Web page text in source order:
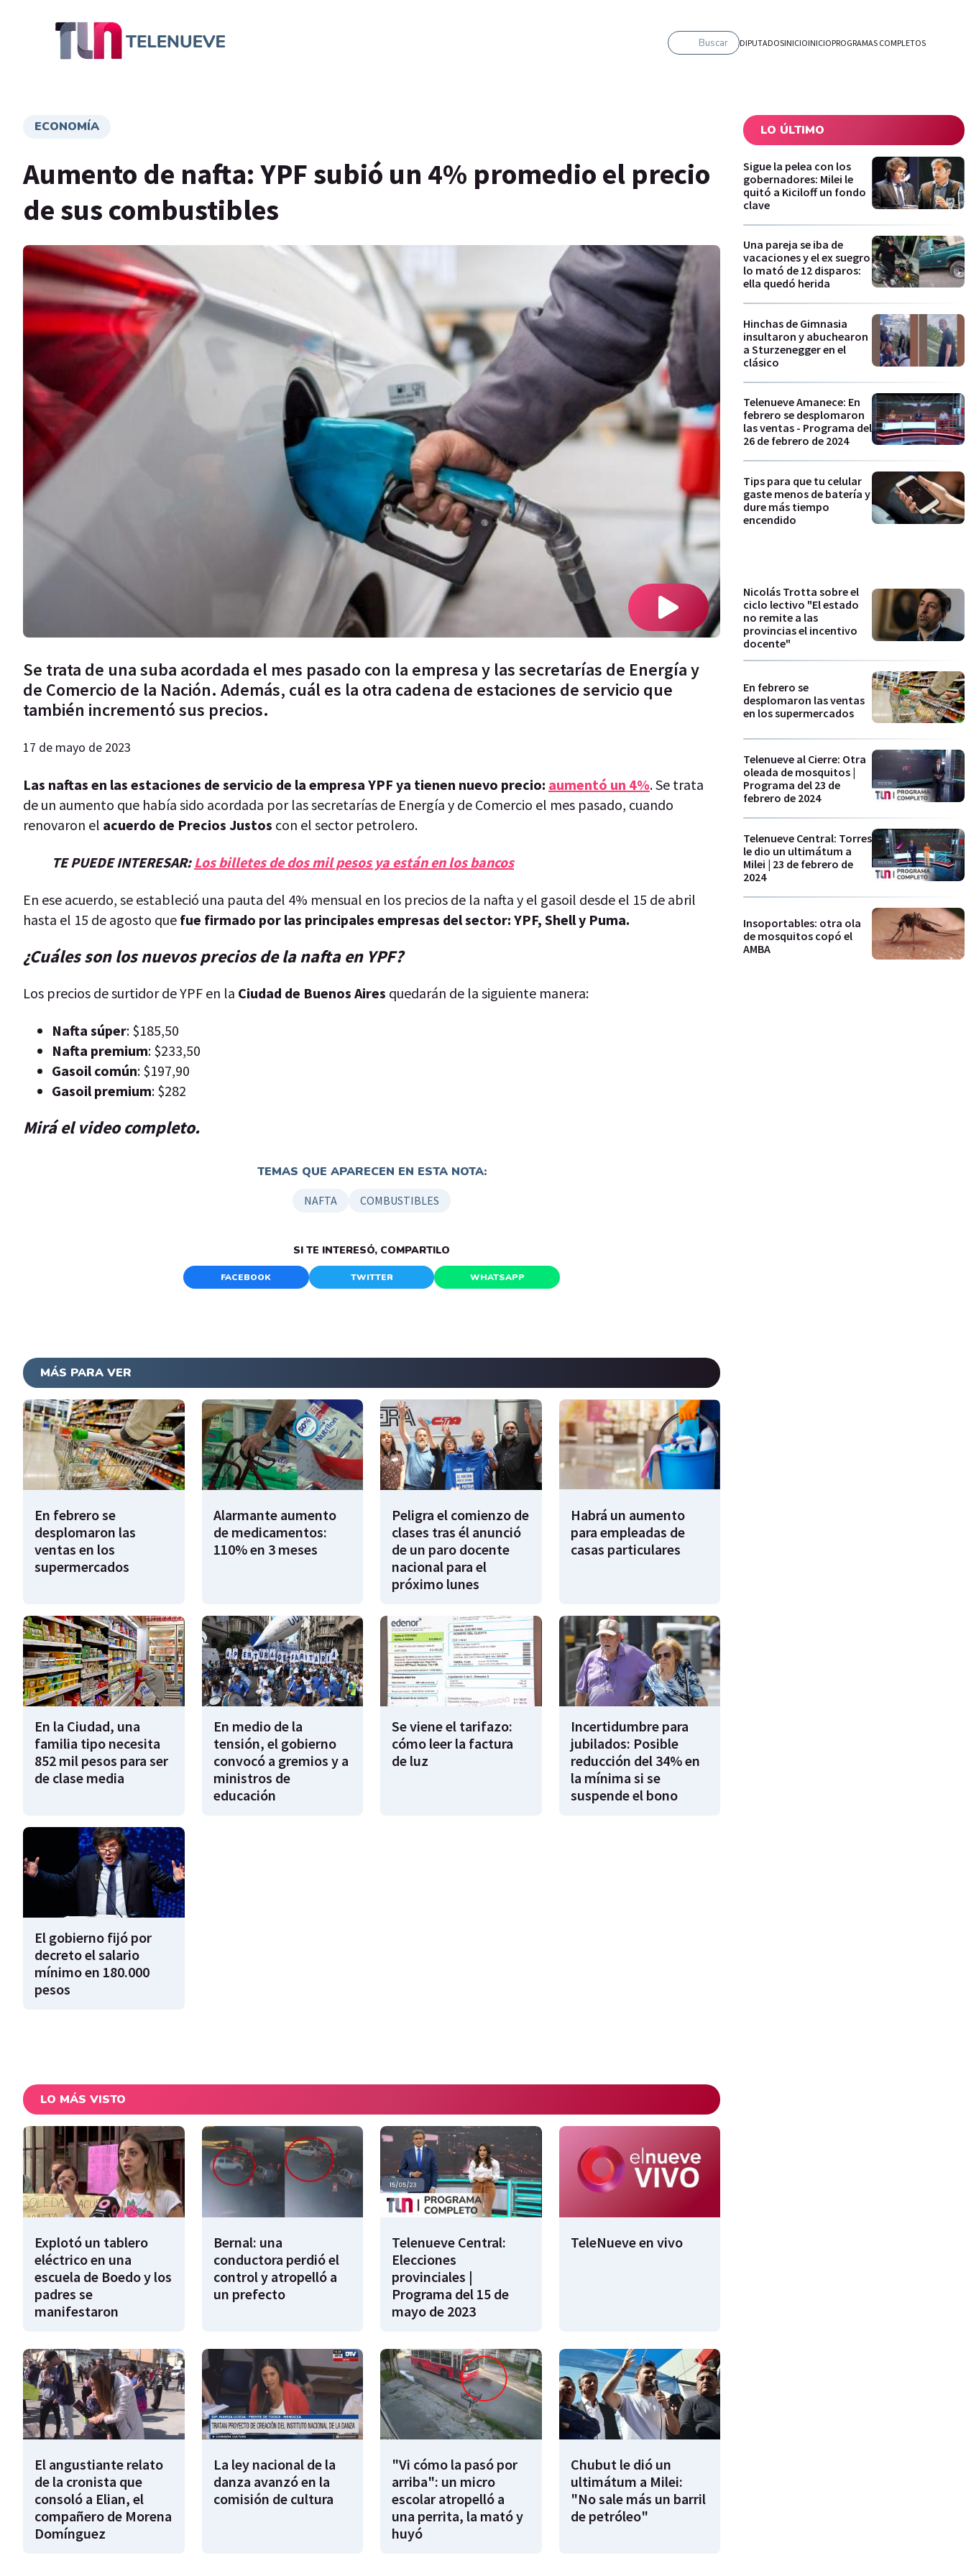
Buscar DIPUTADOSINICIOINICIOPROGRAMAS COMPLETOS
ECONOMÍA
Aumento de nafta: YPF subió un 4% promedio el precio
de sus combustibles
Se trata de una suba acordada el mes pasado con la empresa y las secretarías de Energía y
de Comercio de la Nación. Además, cuál es la otra cadena de estaciones de servicio que
también incrementó sus precios.
17 de mayo de 2023
Las naftas en las estaciones de servicio de la empresa YPF ya tienen nuevo precio: aumentó un 4%. Se trata
de un aumento que había sido acordada por las secretarías de Energía y de Comercio el mes pasado, cuando
renovaron el acuerdo de Precios Justos con el sector petrolero.
TE PUEDE INTERESAR: Los billetes de dos mil pesos ya están en los bancos
En ese acuerdo, se estableció una pauta del 4% mensual en los precios de la nafta y el gasoil desde el 15 de abril
hasta el 15 de agosto que fue firmado por las principales empresas del sector: YPF, Shell y Puma.
¿Cuáles son los nuevos precios de la nafta en YPF?
Los precios de surtidor de YPF en la Ciudad de Buenos Aires quedarán de la siguiente manera:
Nafta súper: $185,50
Nafta premium: $233,50
Gasoil común: $197,90
Gasoil premium: $282
Mirá el video completo.
TEMAS QUE APARECEN EN ESTA NOTA:
NAFTA COMBUSTIBLES
SI TE INTERESÓ, COMPARTILO
FACEBOOK TWITTER WHATSAPP
MÁS PARA VER
En febrero se
desplomaron las
ventas en los
supermercados
Alarmante aumento
de medicamentos:
110% en 3 meses
Peligra el comienzo de
clases tras él anunció
de un paro docente
nacional para el
próximo lunes
Habrá un aumento
para empleadas de
casas particulares
En la Ciudad, una
familia tipo necesita
852 mil pesos para ser
de clase media
En medio de la
tensión, el gobierno
convocó a gremios y a
ministros de
educación
Se viene el tarifazo:
cómo leer la factura
de luz
Incertidumbre para
jubilados: Posible
reducción del 34% en
la mínima si se
suspende el bono
El gobierno fijó por
decreto el salario
mínimo en 180.000
pesos
LO MÁS VISTO
Explotó un tablero
eléctrico en una
escuela de Boedo y los
padres se
manifestaron
Bernal: una
conductora perdió el
control y atropelló a
un prefecto
Telenueve Central:
Elecciones
provinciales |
Programa del 15 de
mayo de 2023
TeleNueve en vivo
El angustiante relato
de la cronista que
consoló a Elian, el
compañero de Morena
Domínguez
La ley nacional de la
danza avanzó en la
comisión de cultura
"Vi cómo la pasó por
arriba": un micro
escolar atropelló a
una perrita, la mató y
huyó
Chubut le dió un
ultimátum a Milei:
"No sale más un barril
de petróleo"
LO ÚLTIMO
Sigue la pelea con los
gobernadores: Milei le
quitó a Kiciloff un fondo
clave
Una pareja se iba de
vacaciones y el ex suegro
lo mató de 12 disparos:
ella quedó herida
Hinchas de Gimnasia
insultaron y abuchearon
a Sturzenegger en el
clásico
Telenueve Amanece: En
febrero se desplomaron
las ventas - Programa del
26 de febrero de 2024
Tips para que tu celular
gaste menos de batería y
dure más tiempo
encendido
Nicolás Trotta sobre el
ciclo lectivo "El estado
no remite a las
provincias el incentivo
docente"
En febrero se
desplomaron las ventas
en los supermercados
Telenueve al Cierre: Otra
oleada de mosquitos |
Programa del 23 de
febrero de 2024
Telenueve Central: Torres
le dio un ultimátum a
Milei | 23 de febrero de
2024
Insoportables: otra ola
de mosquitos copó el
AMBA